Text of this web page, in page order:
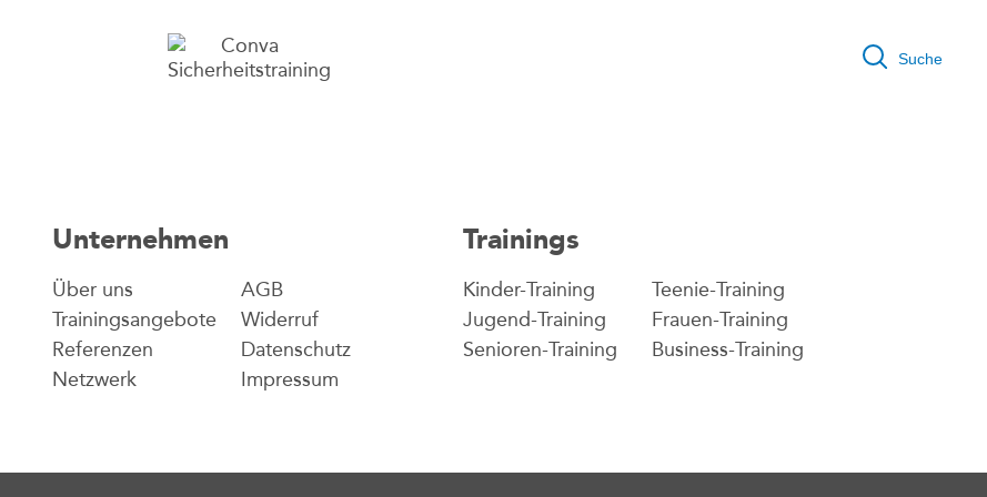
Suche
Unternehmen
Über uns
AGB
Trainingsangebote
Widerruf
Referenzen
Datenschutz
Netzwerk
Impressum
Trainings
Kinder-Training
Teenie-Training
Jugend-Training
Frauen-Training
Senioren-Training
Business-Training